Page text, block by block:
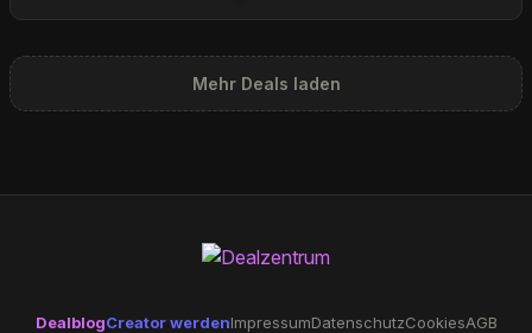
Mehr Deals laden
DealblogCreator werdenImpressumDatenschutzCookiesAGB